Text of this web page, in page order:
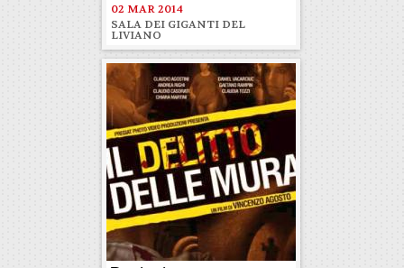
02 MAR 2014
SALA DEI GIGANTI DEL
LIVIANO